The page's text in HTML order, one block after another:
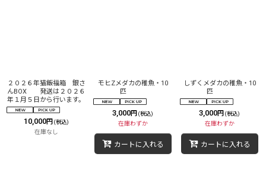
２０２６年猫飯福箱 銀さ
んBOX 発送は２０２６
年１月５日から行います。
10,000円 (税込)
在庫なし
モヒZメダカの稚魚・10
匹
3,000円 (税込)
在庫わずか
カートに入れる
しずくメダカの稚魚・10
匹
3,000円 (税込)
在庫わずか
カートに入れる